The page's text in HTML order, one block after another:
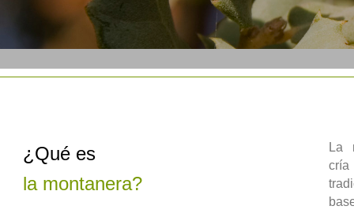
¿Qué es
la montanera?
La